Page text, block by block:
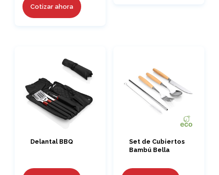
Cotizar ahora
Delantal BBQ
Set de Cubiertos
Bambú Bella